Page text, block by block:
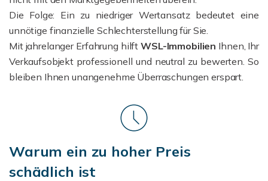
Die Folge: Ein zu niedriger Wertansatz bedeutet eine
unnötige finanzielle Schlechterstellung für Sie.
Mit jahrelanger Erfahrung hilftWSL-Immobilien Ihnen, Ihr
Verkaufsobjekt professionell und neutral zu bewerten. So
bleiben Ihnen unangenehme Überraschungen erspart.
Warum ein zu hoher Preis
schädlich ist